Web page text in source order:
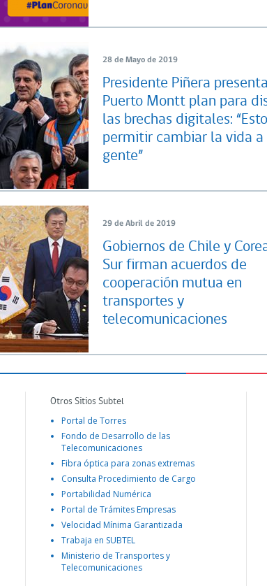
28 de Mayo de 2019
Presidente Piñera
Puerto Montt plan para
las brechas digitales:
permitir cambiar la vida a
gente”
29 de Abril de 2019
Gobiernos de Chile y
Sur firman acuerdos de
cooperación mutua en
transportes y
telecomunicaciones
Otros Sitios Subtel
Portal de Torres
Fondo de Desarrollo de las
Telecomunicaciones
Fibra óptica para zonas extremas
Consulta Procedimiento de Cargo
Portabilidad Numérica
Portal de Trámites Empresas
Velocidad Mínima Garantizada
Trabaja en SUBTEL
Ministerio de Transportes y
Telecomunicaciones